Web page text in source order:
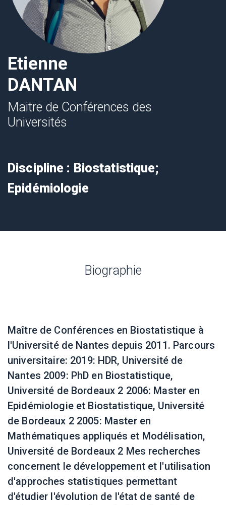
Etienne
DANTAN
Maitre de Conférences des
Universités
Discipline : Biostatistique;
Epidémiologie
Biographie
Maître de Conférences en Biostatistique à
l'Université de Nantes depuis 2011. Parcours
universitaire: 2019: HDR, Université de
Nantes 2009: PhD en Biostatistique,
Université de Bordeaux 2 2006: Master en
Epidémiologie et Biostatistique, Université
de Bordeaux 2 2005: Master en
Mathématiques appliqués et Modélisation,
Université de Bordeaux 2 Mes recherches
concernent le développement et l'utilisation
d'approches statistiques permettant
d'étudier l'évolution de l'état de santé de